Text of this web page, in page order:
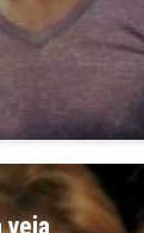
veia